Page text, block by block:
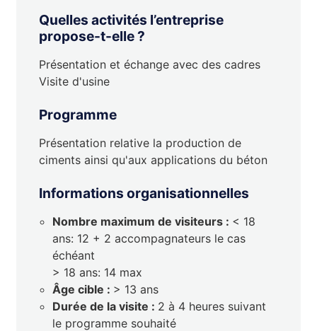
Quelles activités l’entreprise
propose-t-elle ?
Présentation et échange avec des cadres
Visite d'usine
Programme
Présentation relative la production de
ciments ainsi qu'aux applications du béton
Informations organisationnelles
Nombre maximum de visiteurs : < 18
ans: 12 + 2 accompagnateurs le cas
échéant
> 18 ans: 14 max
Âge cible : > 13 ans
Durée de la visite : 2 à 4 heures suivant
le programme souhaité